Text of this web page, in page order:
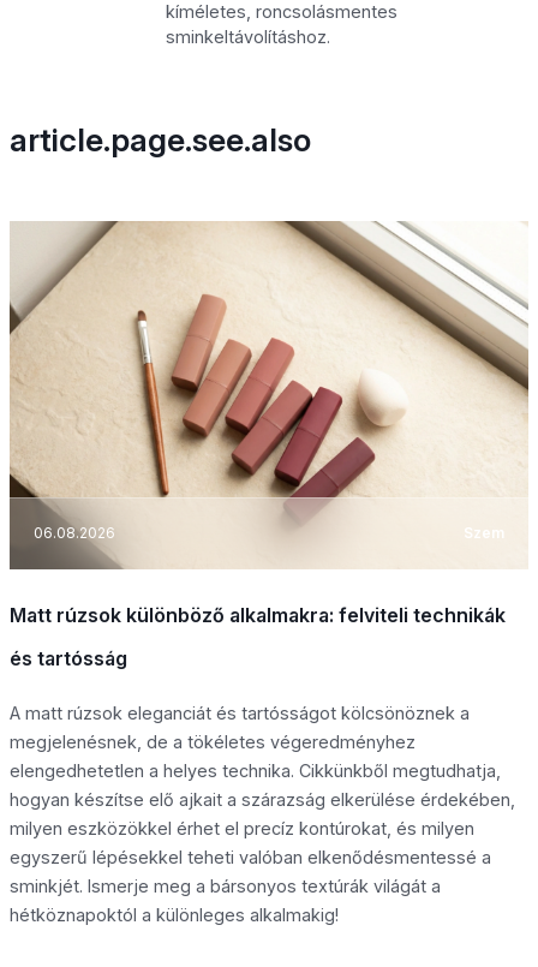
kíméletes, roncsolásmentes
sminkeltávolításhoz.
article.page.see.also
06.08.2026 Szem
Matt rúzsok különböző alkalmakra: felviteli technikák
és tartósság
A matt rúzsok eleganciát és tartósságot kölcsönöznek a
megjelenésnek, de a tökéletes végeredményhez
elengedhetetlen a helyes technika. Cikkünkből megtudhatja,
hogyan készítse elő ajkait a szárazság elkerülése érdekében,
milyen eszközökkel érhet el precíz kontúrokat, és milyen
egyszerű lépésekkel teheti valóban elkenődésmentessé a
sminkjét. Ismerje meg a bársonyos textúrák világát a
hétköznapoktól a különleges alkalmakig!